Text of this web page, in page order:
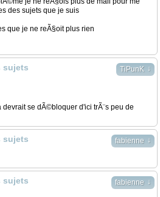
des sujets que je suis
que je ne reÃ§oit plus rien
TiPunK ↓
sujets
se dÃ©bloquer d'ici trÃ¨s peu de
fabienne ↓
sujets
fabienne ↓
sujets